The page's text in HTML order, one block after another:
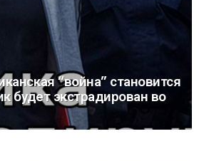
“война” становится
будет экстрадирован во